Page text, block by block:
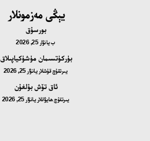
يېڭى مەزمونلار
بورسۇق
بيانۋار 25, 2026
بۈركۈتسىمان مۈشۈكياپىلاق
يىرتقۇچ قۇشلار يانۋار 25, 2026
ئاق تۆش بۇلغۇن
يىرتقۇچ ھايۋانلار يانۋار 25, 2026